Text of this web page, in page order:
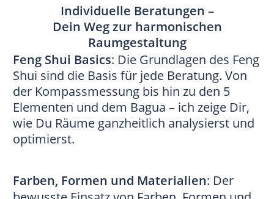
Individuelle Beratungen –
Dein Weg zur harmonischen
Raumgestaltung
Feng Shui Basics: Die Grundlagen des Feng
Shui sind die Basis für jede Beratung. Von
der Kompassmessung bis hin zu den 5
Elementen und dem Bagua – ich zeige Dir,
wie Du Räume ganzheitlich analysierst und
optimierst.
Farben, Formen und Materialien: Der
bewusste Einsatz von Farben, Formen und